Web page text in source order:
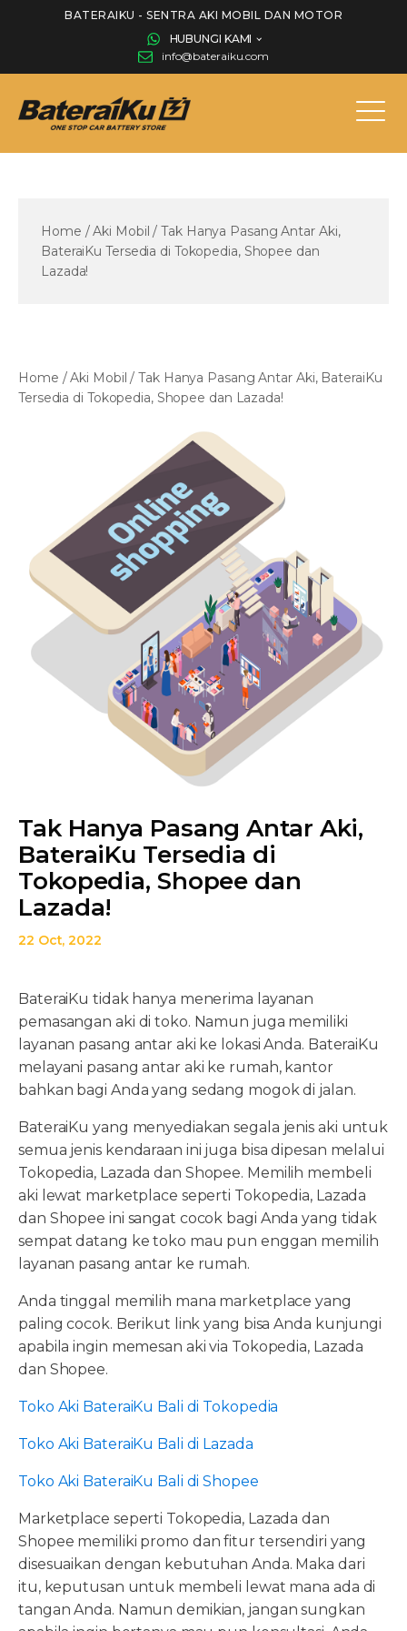
BATERAIKU - SENTRA AKI MOBIL DAN MOTOR
HUBUNGI KAMI
info@bateraiku.com
Home /Aki Mobil /Tak Hanya Pasang Antar Aki,
BateraiKu Tersedia di Tokopedia, Shopee dan
Lazada!
Home /Aki Mobil /Tak Hanya Pasang Antar Aki, BateraiKu
Tersedia di Tokopedia, Shopee dan Lazada!
Tak Hanya Pasang Antar Aki,
BateraiKu Tersedia di
Tokopedia, Shopee dan
Lazada!
22 Oct, 2022
BateraiKu tidak hanya menerima layanan
pemasangan aki di toko. Namun juga memiliki
layanan pasang antar aki ke lokasi Anda. BateraiKu
melayani pasang antar aki ke rumah, kantor
bahkan bagi Anda yang sedang mogok di jalan.
BateraiKu yang menyediakan segala jenis aki untuk
semua jenis kendaraan ini juga bisa dipesan melalui
Tokopedia, Lazada dan Shopee. Memilih membeli
aki lewat marketplace seperti Tokopedia, Lazada
dan Shopee ini sangat cocok bagi Anda yang tidak
sempat datang ke toko mau pun enggan memilih
layanan pasang antar ke rumah.
Anda tinggal memilih mana marketplace yang
paling cocok. Berikut link yang bisa Anda kunjungi
apabila ingin memesan aki via Tokopedia, Lazada
dan Shopee.
Toko Aki BateraiKu Bali di Tokopedia
Toko Aki BateraiKu Bali di Lazada
Toko Aki BateraiKu Bali di Shopee
Marketplace seperti Tokopedia, Lazada dan
Shopee memiliki promo dan fitur tersendiri yang
disesuaikan dengan kebutuhan Anda. Maka dari
itu, keputusan untuk membeli lewat mana ada di
tangan Anda. Namun demikian, jangan sungkan